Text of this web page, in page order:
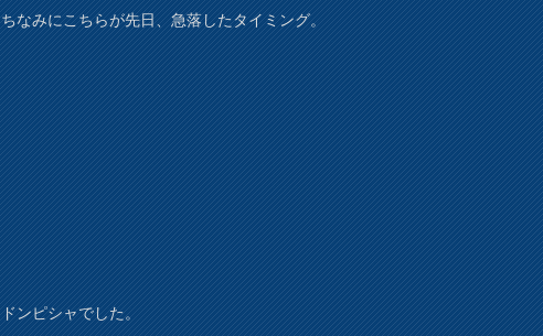
ちなみにこちらが先日、急落したタイミング。
ドンピシャでした。